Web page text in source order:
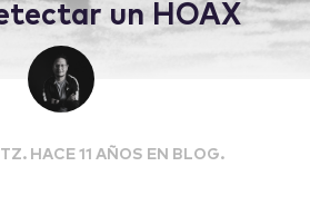
un HOAX
HACE 11 AÑOS EN BLOG.